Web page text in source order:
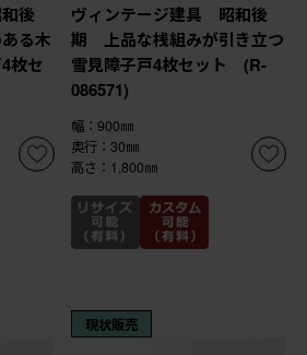
後
る木
枚セ
ヴィンテージ建具 昭和後
期 上品な桟組みが引き立つ
雪見障子戸4枚セット (R-
086571)
幅：900㎜
奥行：30㎜
高さ：1,800㎜
現状販売